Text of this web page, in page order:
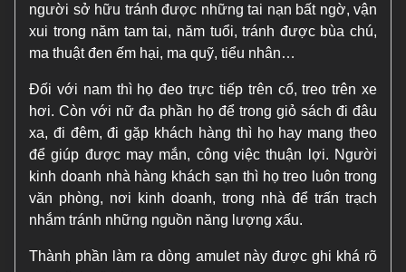
người sở hữu tránh được những tai nạn bất ngờ, vận
xui trong năm tam tai, năm tuổi, tránh được bùa chú,
ma thuật đen ếm hại, ma quỹ, tiểu nhân…
Đối với nam thì họ đeo trực tiếp trên cổ, treo trên xe
hơi. Còn với nữ đa phần họ để trong giỏ sách đi đâu
xa, đi đêm, đi gặp khách hàng thì họ hay mang theo
để giúp được may mắn, công việc thuận lợi. Người
kinh doanh nhà hàng khách sạn thì họ treo luôn trong
văn phòng, nơi kinh doanh, trong nhà để trấn trạch
nhắm tránh những nguồn năng lượng xấu.
Thành phần làm ra dòng amulet này được ghi khá rõ